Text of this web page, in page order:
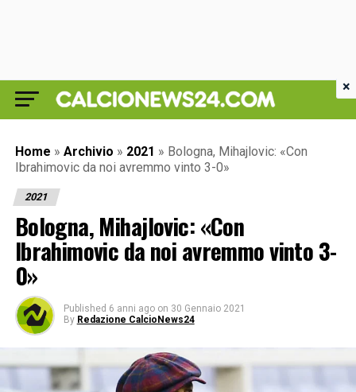
Home » Archivio » 2021 » Bologna, Mihajlovic: «Con
Ibrahimovic da noi avremmo vinto 3-0»
2021
Bologna, Mihajlovic: «Con
Ibrahimovic da noi avremmo vinto 3-
0»
Published 6 anni ago on 30 Gennaio 2021
By Redazione CalcioNews24
×